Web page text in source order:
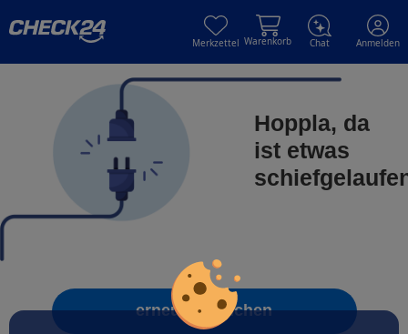
Merkzettel Warenkorb Chat Anmelden
Hoppla, da
ist etwas
erneut versuchen